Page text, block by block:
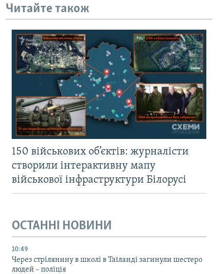
Читайте також
150 військових об’єктів: журналісти
створили інтерактивну мапу
військової інфраструктури Білорусі
ОСТАННІ НОВИНИ
10:49
Через стрілянину в школі в Таїланді загинули шестеро
людей – поліція